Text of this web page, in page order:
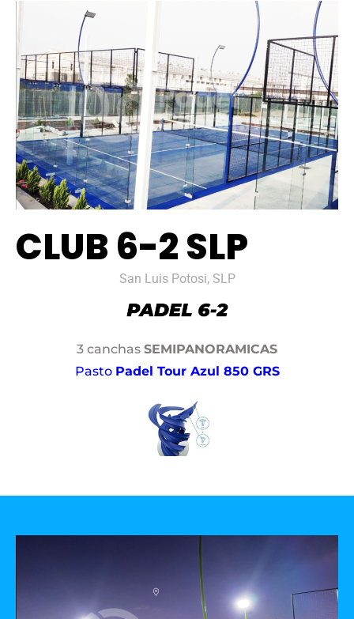
CLUB 6-2 SLP
San Luis Potosi, SLP
3 canchas SEMIPANORAMICAS
Pasto Padel Tour Azul 850 GRS